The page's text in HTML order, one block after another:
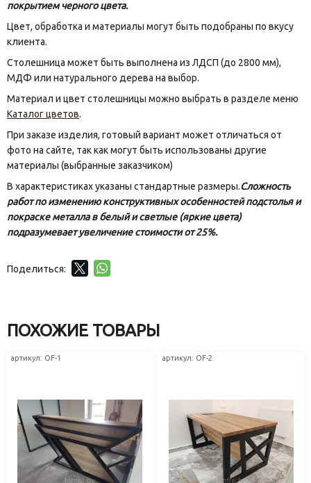
покрытием черного цвета.
Цвет, обработка и материалы могут быть подобраны по вкусу
клиента.
Столешница может быть выполнена из ЛДСП (до 2800 мм),
МДФ или натурального дерева на выбор.
Материал и цвет столешницы можно выбрать в разделе меню
Каталог цветов.
При заказе изделия, готовый вариант может отличаться от
фото на сайте, так как могут быть использованы другие
материалы (выбранные заказчиком)
В характеристиках указаны стандартные размеры.Сложность
работ по изменению конструктивных особенностей подстолья и
покраске металла в белый и светлые (яркие цвета)
подразумевает увеличение стоимости от 25%.
Поделиться:
ПОХОЖИЕ ТОВАРЫ
артикул: OF-1 артикул: OF-2